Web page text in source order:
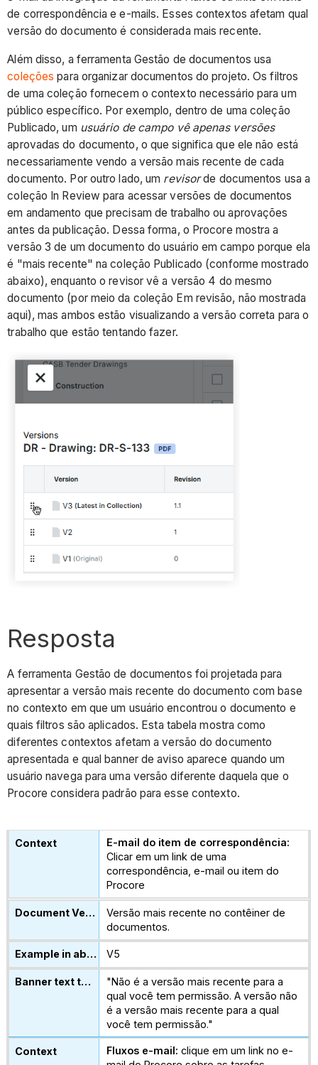
de correspondência e e-mails. Esses contextos afetam qual
versão do documento é considerada mais recente.
Além disso, a ferramenta Gestão de documentos usa
coleções para organizar documentos do projeto. Os filtros
de uma coleção fornecem o contexto necessário para um
público específico. Por exemplo, dentro de uma coleção
Publicado, um usuário de campo vê apenas versões
aprovadas do documento, o que significa que ele não está
necessariamente vendo a versão mais recente de cada
documento. Por outro lado, um revisorde documentos usa a
coleção In Review para acessar versões de documentos
em andamento que precisam de trabalho ou aprovações
antes da publicação. Dessa forma, o Procore mostra a
versão 3 de um documento do usuário em campo porque ela
é "mais recente" na coleção Publicado (conforme mostrado
abaixo), enquanto o revisor vê a versão 4 do mesmo
documento (por meio da coleção Em revisão, não mostrada
aqui), mas ambos estão visualizando a versão correta para o
trabalho que estão tentando fazer.
Resposta
A ferramenta Gestão de documentos foi projetada para
apresentar a versão mais recente do documento com base
no contexto em que um usuário encontrou o documento e
quais filtros são aplicados. Esta tabela mostra como
diferentes contextos afetam a versão do documento
apresentada e qual banner de aviso aparece quando um
usuário navega para uma versão diferente daquela que o
Procore considera padrão para esse contexto.
E-mail do item de correspondência:
Clicar em um link de uma
correspondência, e-mail ou item do
Procore
Versão mais recente no contêiner de
documentos.
V5
"Não é a versão mais recente para a
qual você tem permissão. A versão não
é a versão mais recente para a qual
você tem permissão."
Fluxos e-mail: clique em um link no e-